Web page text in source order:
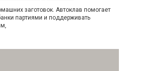
заготовок. Автоклав помогает
партиями и поддерживать